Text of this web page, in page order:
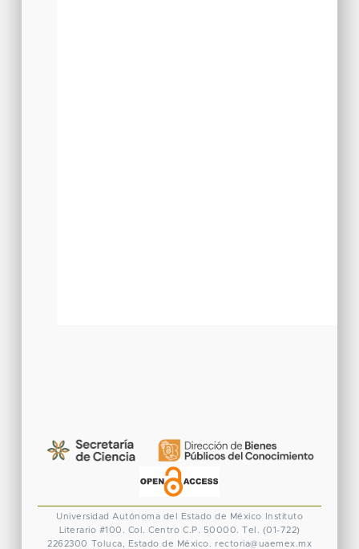
Universidad Autónoma del Estado de México
Instituto
Literario #100. Col. Centro C.P. 50000. Tel. (01-722)
2262300 Toluca, Estado de México. rectoria@uaemex.mx